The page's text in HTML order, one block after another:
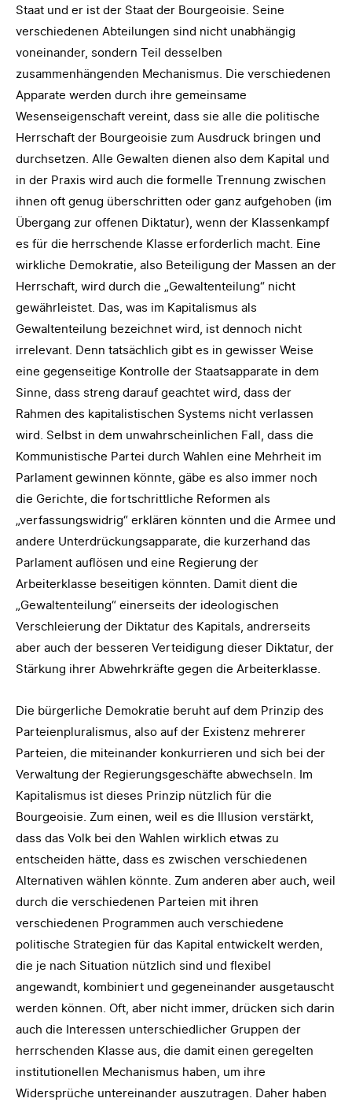
Staat und er ist der Staat der Bourgeoisie. Seine
verschiedenen Abteilungen sind nicht unabhängig
voneinander, sondern Teil desselben
zusammenhängenden Mechanismus. Die verschiedenen
Apparate werden durch ihre gemeinsame
Wesenseigenschaft vereint, dass sie alle die politische
Herrschaft der Bourgeoisie zum Ausdruck bringen und
durchsetzen. Alle Gewalten dienen also dem Kapital und
in der Praxis wird auch die formelle Trennung zwischen
ihnen oft genug überschritten oder ganz aufgehoben (im
Übergang zur offenen Diktatur), wenn der Klassenkampf
es für die herrschende Klasse erforderlich macht. Eine
wirkliche Demokratie, also Beteiligung der Massen an der
Herrschaft, wird durch die „Gewaltenteilung“ nicht
gewährleistet. Das, was im Kapitalismus als
Gewaltenteilung bezeichnet wird, ist dennoch nicht
irrelevant. Denn tatsächlich gibt es in gewisser Weise
eine gegenseitige Kontrolle der Staatsapparate in dem
Sinne, dass streng darauf geachtet wird, dass der
Rahmen des kapitalistischen Systems nicht verlassen
wird. Selbst in dem unwahrscheinlichen Fall, dass die
Kommunistische Partei durch Wahlen eine Mehrheit im
Parlament gewinnen könnte, gäbe es also immer noch
die Gerichte, die fortschrittliche Reformen als
„verfassungswidrig“ erklären könnten und die Armee und
andere Unterdrückungsapparate, die kurzerhand das
Parlament auflösen und eine Regierung der
Arbeiterklasse beseitigen könnten. Damit dient die
„Gewaltenteilung“ einerseits der ideologischen
Verschleierung der Diktatur des Kapitals, andrerseits
aber auch der besseren Verteidigung dieser Diktatur, der
Stärkung ihrer Abwehrkräfte gegen die Arbeiterklasse.
Die bürgerliche Demokratie beruht auf dem Prinzip des
Parteienpluralismus, also auf der Existenz mehrerer
Parteien, die miteinander konkurrieren und sich bei der
Verwaltung der Regierungsgeschäfte abwechseln. Im
Kapitalismus ist dieses Prinzip nützlich für die
Bourgeoisie. Zum einen, weil es die Illusion verstärkt,
dass das Volk bei den Wahlen wirklich etwas zu
entscheiden hätte, dass es zwischen verschiedenen
Alternativen wählen könnte. Zum anderen aber auch, weil
durch die verschiedenen Parteien mit ihren
verschiedenen Programmen auch verschiedene
politische Strategien für das Kapital entwickelt werden,
die je nach Situation nützlich sind und flexibel
angewandt, kombiniert und gegeneinander ausgetauscht
werden können. Oft, aber nicht immer, drücken sich darin
auch die Interessen unterschiedlicher Gruppen der
herrschenden Klasse aus, die damit einen geregelten
institutionellen Mechanismus haben, um ihre
Widersprüche untereinander auszutragen. Daher haben